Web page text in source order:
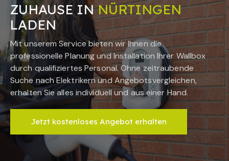
ZUHAUSE INNÜRTINGEN
LADEN
Mit unserem Service bieten wir Ihnen die
professionelle Planung und Installation Ihrer Wallbox
durch qualifiziertes Personal. Ohne zeitraubende
Suche nach Elektrikern und Angebotsvergleichen,
erhalten Sie alles individuell und aus einer Hand.
Jetzt kostenloses Angebot erhalten